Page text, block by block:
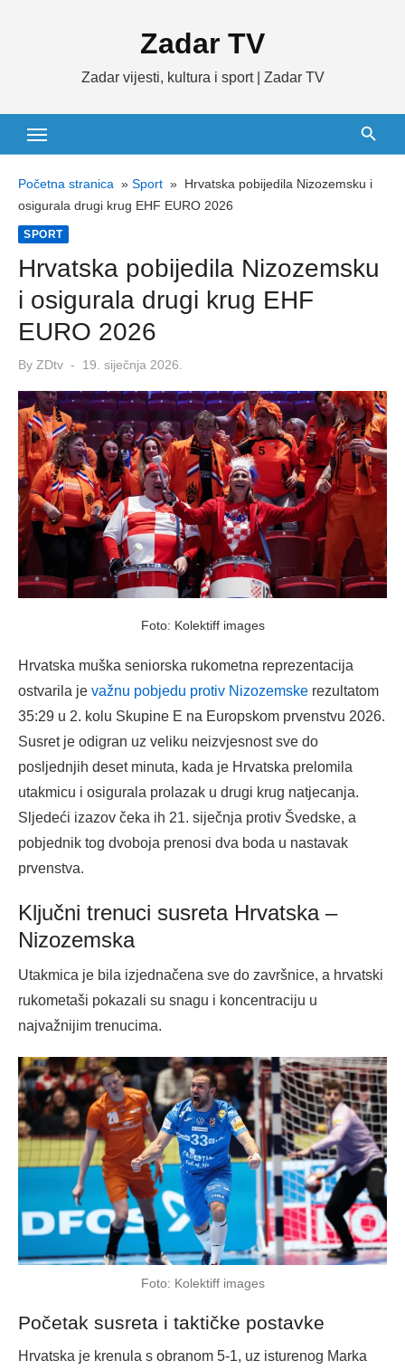
Zadar TV
Zadar vijesti, kultura i sport | Zadar TV
Početna stranica » Sport » Hrvatska pobijedila Nizozemsku i
osigurala drugi krug EHF EURO 2026
SPORT
Hrvatska pobijedila Nizozemsku
i osigurala drugi krug EHF
EURO 2026
By ZDtv
Posted
19. siječnja 2026.
Foto: Kolektiff images
Hrvatska muška seniorska rukometna reprezentacija
ostvarila je važnu pobjedu protiv Nizozemske rezultatom
35:29 u 2. kolu Skupine E na Europskom prvenstvu 2026.
Susret je odigran uz veliku neizvjesnost sve do
posljednjih deset minuta, kada je Hrvatska prelomila
utakmicu i osigurala prolazak u drugi krug natjecanja.
Sljedeći izazov čeka ih 21. siječnja protiv Švedske, a
pobjednik tog dvoboja prenosi dva boda u nastavak
prvenstva.
Ključni trenuci susreta Hrvatska –
Nizozemska
Utakmica je bila izjednačena sve do završnice, a hrvatski
rukometaši pokazali su snagu i koncentraciju u
najvažnijim trenucima.
Foto: Kolektiff images
Početak susreta i taktičke postavke
Hrvatska je krenula s obranom 5-1, uz isturenog Marka